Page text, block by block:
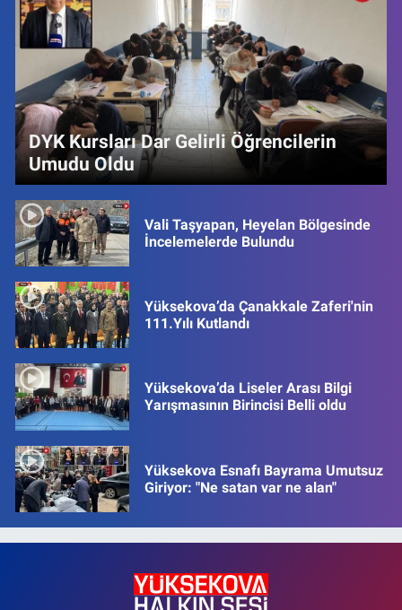
DYK Kursları Dar Gelirli Öğrencilerin
Umudu Oldu
Vali Taşyapan, Heyelan Bölgesinde
İncelemelerde Bulundu
Yüksekova’da Çanakkale Zaferi'nin
111.Yılı Kutlandı
Yüksekova’da Liseler Arası Bilgi
Yarışmasının Birincisi Belli oldu
Yüksekova Esnafı Bayrama Umutsuz
Giriyor: "Ne satan var ne alan"